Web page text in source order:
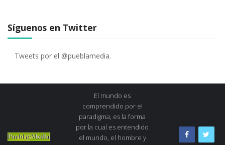
Síguenos en Twitter
Tweets por el @pueblamedia.
El mundo es
comprendido por el
paradigma, es la forma
por la cual es entendido
el mundo, el hombre y